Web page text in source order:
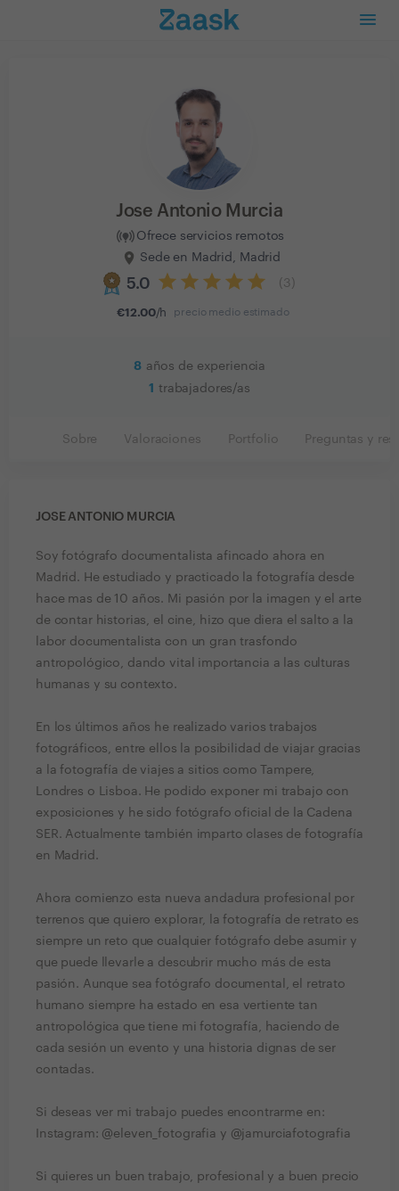
Jose Antonio Murcia
Ofrece servicios remotos
Sede en Madrid, Madrid
5.0 3
€12.00/h precio medio estimado
8 años de experiencia
1 trabajadores/as
Sobre Valoraciones Portfolio Preguntas y
JOSE ANTONIO MURCIA
Soy fotógrafo documentalista afincado ahora en
Madrid. He estudiado y practicado la fotografía desde
hace mas de 10 años. Mi pasión por la imagen y el arte
de contar historias, el cine, hizo que diera el salto a la
labor documentalista con un gran trasfondo
antropológico, dando vital importancia a las culturas
humanas y su contexto.
En los últimos años he realizado varios trabajos
fotográficos, entre ellos la posibilidad de viajar gracias
a la fotografía de viajes a sitios como Tampere,
Londres o Lisboa. He podido exponer mi trabajo con
exposiciones y he sido fotógrafo oficial de la Cadena
SER. Actualmente también imparto clases de fotografía
en Madrid.
Ahora comienzo esta nueva andadura profesional por
terrenos que quiero explorar, la fotografía de retrato es
siempre un reto que cualquier fotógrafo debe asumir y
que puede llevarle a descubrir mucho más de esta
pasión. Aunque sea fotógrafo documental, el retrato
humano siempre ha estado en esa vertiente tan
antropológica que tiene mi fotografía, haciendo de
cada sesión un evento y una historia dignas de ser
contadas.
Si deseas ver mi trabajo puedes encontrarme en:
Instagram: @eleven_fotografia y @jamurciafotografia
Si quieres un buen trabajo, profesional y a buen precio